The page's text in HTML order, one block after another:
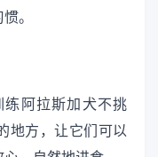
。
阿拉斯加犬不挑
地方，让它们可以